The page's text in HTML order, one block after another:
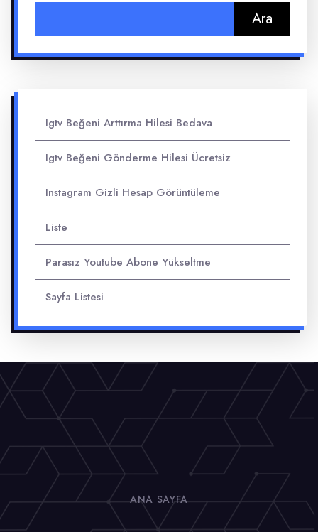
Igtv Beğeni Arttırma Hilesi Bedava
Igtv Beğeni Gönderme Hilesi Ücretsiz
Instagram Gizli Hesap Görüntüleme
Liste
Parasız Youtube Abone Yükseltme
Sayfa Listesi
ANA SAYFA